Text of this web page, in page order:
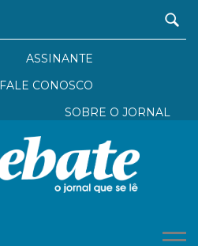
ASSINANTE
FALE CONOSCO
SOBRE O JORNAL